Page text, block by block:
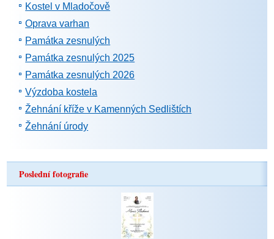
Kostel v Mladočově
Oprava varhan
Památka zesnulých
Památka zesnulých 2025
Památka zesnulých 2026
Výzdoba kostela
Žehnání kříže v Kamenných Sedlištích
Žehnání úrody
Poslední fotografie